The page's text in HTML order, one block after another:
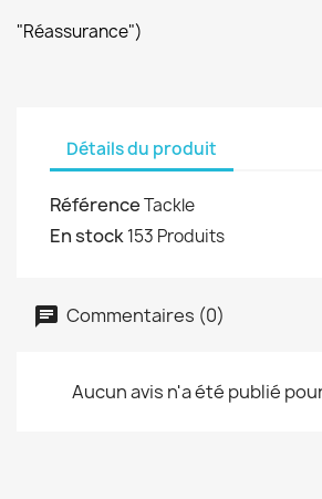
"Réassurance")
Détails du produit
RéférenceTackle
En stock153 Produits
Commentaires (0)
Aucun avis n'a été publié